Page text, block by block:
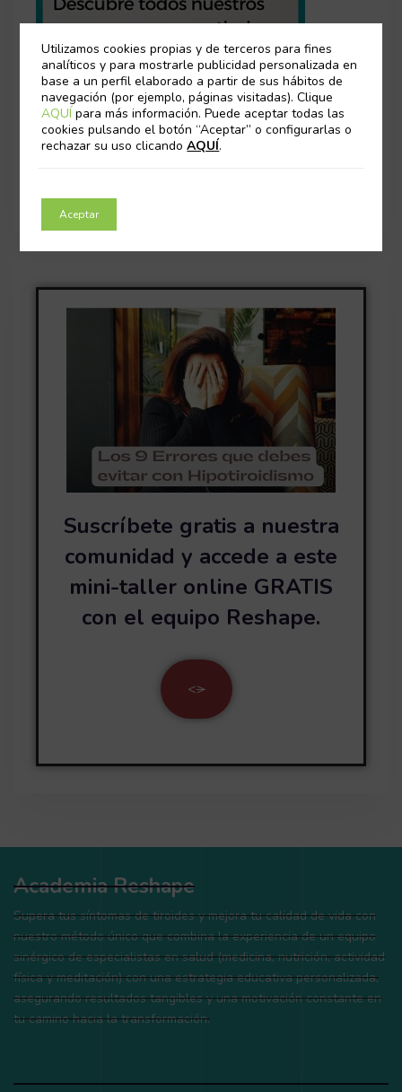
Suscríbete gratis a nuestra
comunidad y accede a este
mini-taller online GRATIS
con el equipo Reshape.
<>
Academia Reshape
Supera tus síntomas de tiroides y mejora tu calidad de vida con
nuestro método único que combina la experiencia de un equipo
sinérgico de especialistas en salud (medicina, nutrición, actividad
física y meditación) con una estrategia educativa personalizada,
asegurando resultados tangibles y una motivación constante en
tu camino hacia la transformación.
Utilizamos cookies propias y de terceros para fines
analíticos y para mostrarle publicidad personalizada en
base a un perfil elaborado a partir de sus hábitos de
navegación (por ejemplo, páginas visitadas). Clique
AQUÍpara más información. Puede aceptar todas las
cookies pulsando el botón “Aceptar” o configurarlas o
rechazar su uso clicandoAQUÍ.
Aceptar